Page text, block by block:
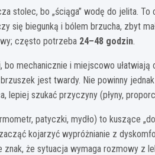
stolec, bo „ściąga” wodę do jelita.
się biegunką i bólem brzucha, zbyt
często potrzeba 24–48 godzin.
bo mechanicznie i miejscowo
jest twardy. Nie powinny
lepiej szukać przyczyny (płyny,
patyczki, mydło) to kuszące
kojarzyć wypróżnianie z
że sytuacja wymaga rozmowy z